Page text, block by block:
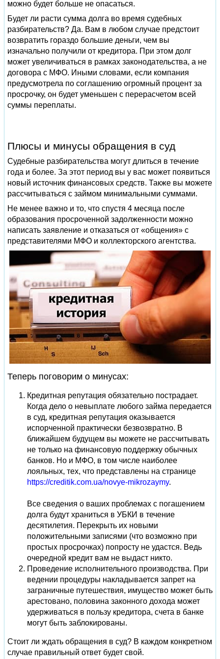
можно будет больше не опасаться.
Будет ли расти сумма долга во время судебных
разбирательств? Да. Вам в любом случае предстоит
возвратить гораздо большие деньги, чем вы
изначально получили от кредитора. При этом долг
может увеличиваться в рамках законодательства, а не
договора с МФО. Иными словами, если компания
предусмотрела по соглашению огромный процент за
просрочку, он будет уменьшен с перерасчетом всей
суммы переплаты.
Плюсы и минусы обращения в суд
Судебные разбирательства могут длиться в течение
года и более. За этот период вы у вас может появиться
новый источник финансовых средств. Также вы можете
рассчитываться с займом минимальными суммами.
Не менее важно и то, что спустя 4 месяца после
образования просроченной задолженности можно
написать заявление и отказаться от «общения» с
представителями МФО и коллекторского агентства.
Теперь поговорим о минусах:
Кредитная репутация обязательно пострадает.
Когда дело о невыплате любого займа передается
в суд, кредитная репутация оказывается
испорченной практически безвозвратно. В
ближайшем будущем вы можете не рассчитывать
не только на финансовую поддержку обычных
банков. Но и МФО, в том числе наиболее
лояльных, тех, что представлены на странице
https://creditik.com.ua/novye-mikrozaymy.
Все сведения о ваших проблемах с погашением
долга будут храниться в УБКИ в течение
десятилетия. Перекрыть их новыми
положительными записями (что возможно при
простых просрочках) попросту не удастся. Ведь
очередной кредит вам не выдаст никто.
Проведение исполнительного производства. При
ведении процедуры накладывается запрет на
заграничные путешествия, имущество может быть
арестовано, половина законного дохода может
удерживаться в пользу кредитора, счета в банке
могут быть заблокированы.
Стоит ли ждать обращения в суд? В каждом конкретном
случае правильный ответ будет свой.